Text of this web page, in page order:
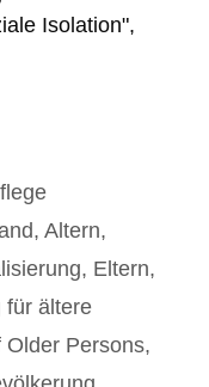
Isolation",
, Altern,
, Eltern,
für ältere
Older Persons,